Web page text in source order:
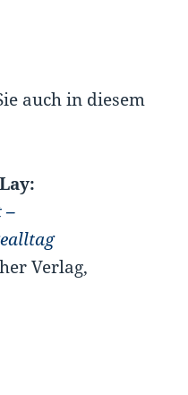
auch in diesem
–
Verlag,